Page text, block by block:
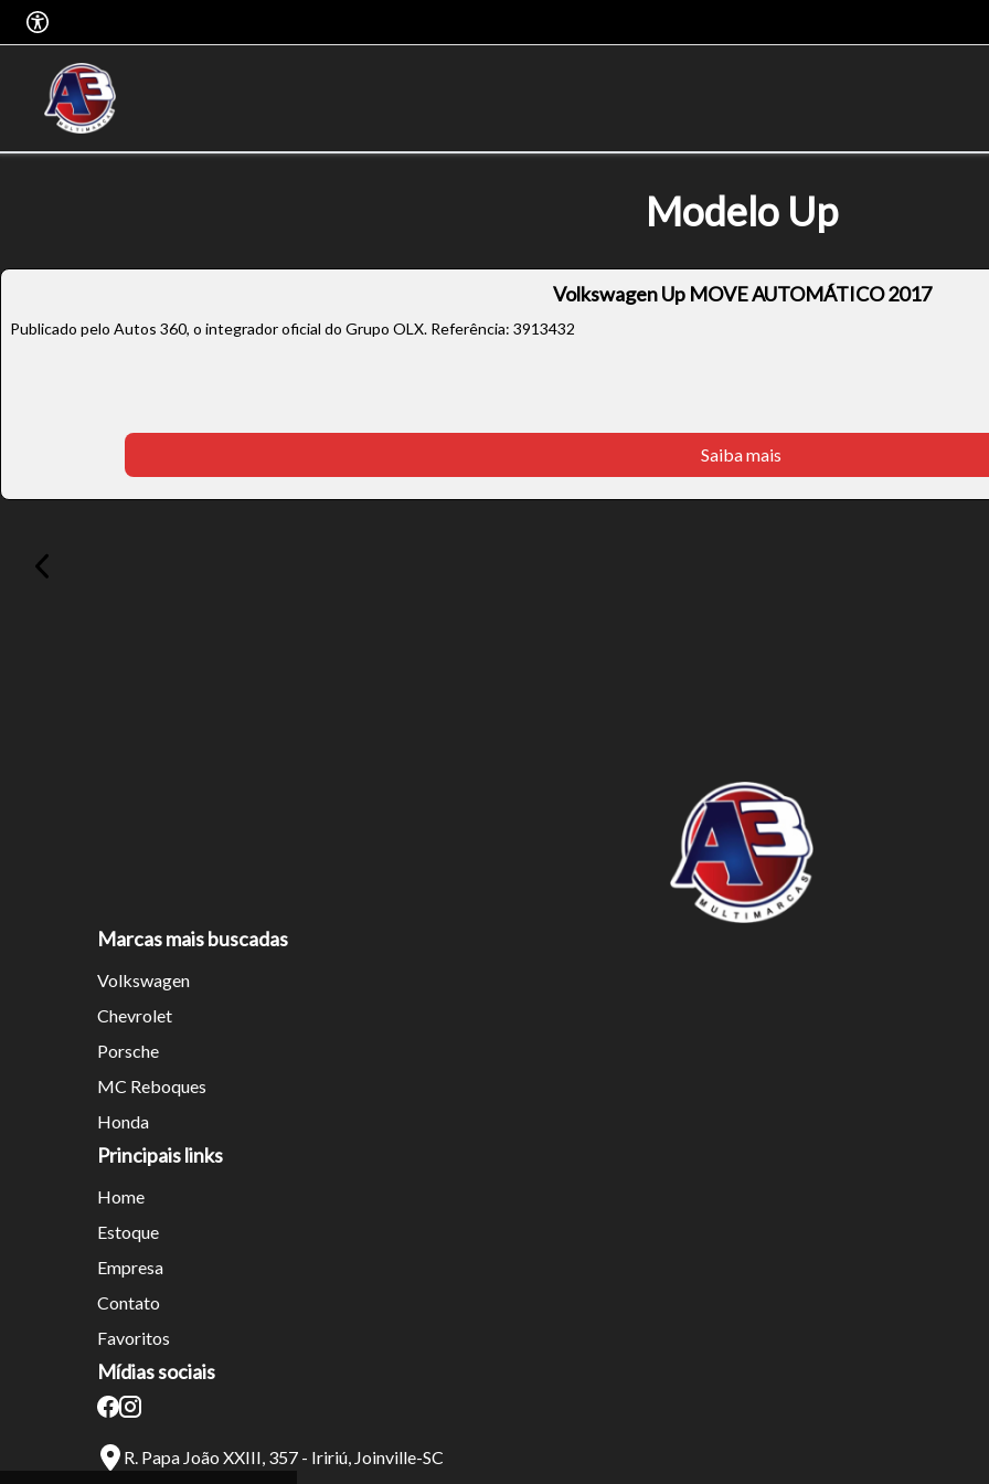
Para aumentar ou diminuir a fonte em nosso site, utilize os atalhos Ctrl+
aumentar) e Ctrl- (para diminuir) no seu teclado.
Modelo Up
Volkswagen Up MOVE AUTOMÁTICO 2017
Publicado pelo Autos 360, o integrador oficial do Grupo OLX. Referência: 3913432
Saiba mais
Marcas mais buscadas
Volkswagen
Chevrolet
Porsche
MC Reboques
Honda
Principais links
Home
Estoque
Empresa
Contato
Favoritos
Mídias sociais
R. Papa João XXIII, 357 - Iririú, Joinville-SC